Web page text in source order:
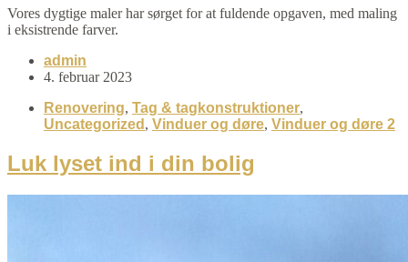
Vores dygtige maler har sørget for at fuldende opgaven, med maling
i eksistrende farver.
admin
4. februar 2023
Renovering, Tag & tagkonstruktioner,
Uncategorized , Vinduer og døre, Vinduer og døre 2
Luk lyset ind i din bolig